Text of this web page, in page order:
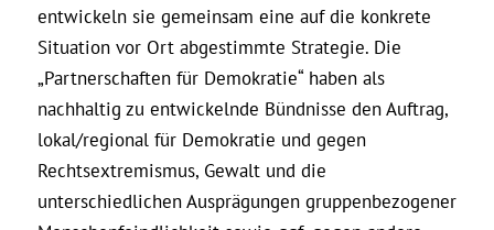
entwickeln sie gemeinsam eine auf die konkrete
Situation vor Ort abgestimmte Strategie. Die
„Partnerschaften für Demokratie“ haben als
nachhaltig zu entwickelnde Bündnisse den Auftrag,
lokal/regional für Demokratie und gegen
Rechtsextremismus, Gewalt und die
unterschiedlichen Ausprägungen gruppenbezogener